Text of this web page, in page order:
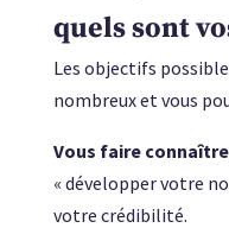
quels sont
Les objectifs
nombreux et vous
Vous faire connaître
« développer votre
votre crédibilité.